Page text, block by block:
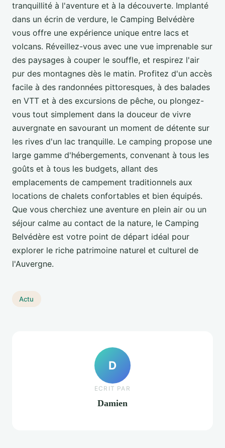
tranquillité à l'aventure et à la découverte. Implanté
dans un écrin de verdure, le Camping Belvédère
vous offre une expérience unique entre lacs et
volcans. Réveillez-vous avec une vue imprenable sur
des paysages à couper le souffle, et respirez l'air
pur des montagnes dès le matin. Profitez d'un accès
facile à des randonnées pittoresques, à des balades
en VTT et à des excursions de pêche, ou plongez-
vous tout simplement dans la douceur de vivre
auvergnate en savourant un moment de détente sur
les rives d'un lac tranquille. Le camping propose une
large gamme d'hébergements, convenant à tous les
goûts et à tous les budgets, allant des
emplacements de campement traditionnels aux
locations de chalets confortables et bien équipés.
Que vous cherchiez une aventure en plein air ou un
séjour calme au contact de la nature, le Camping
Belvédère est votre point de départ idéal pour
explorer le riche patrimoine naturel et culturel de
l'Auvergne.
Actu
D
ECRIT PAR
Damien